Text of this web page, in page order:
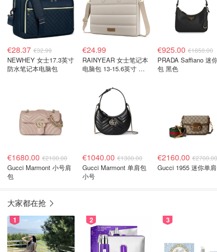
€28.37 €32.99
NEWHEY 女士17.3英寸
防水笔记本电脑包
€24.99
RAINYEAR 女士笔记本
电脑包 13-15.6英寸 商
€925.00 €1850.00
PRADA Saffiano 迷
包 黑色
€1680.00 €2100.00
Gucci Marmont 小号肩
包
€1040.00 €1300.00
Gucci Marmont 单肩包
小号
€2160.00 €2700.00
Gucci 1955 迷你单
大家都在抢
1 2 3